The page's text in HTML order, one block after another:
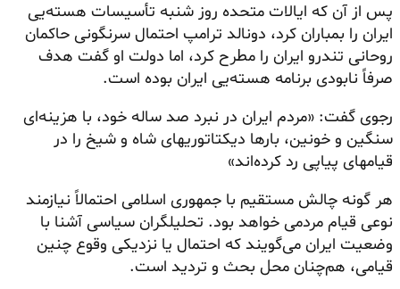
پس از آن که ایالات متحده روز شنبه تأسیسات هسته‌یی
ایران را بمباران کرد، دونالد ترامپ احتمال سرنگونی حاکمان
روحانی تندرو ایران را مطرح کرد، اما دولت او گفت هدف
صرفاً نابودی برنامه هسته‌یی ایران بوده است.
رجوی گفت: «مردم ایران در نبرد صد ساله خود، با هزینه‌ای
سنگین و خونین، بارها دیکتاتوریهای شاه و شیخ را در
قیامهای پیاپی رد کرده‌اند»
هر گونه چالش مستقیم با جمهوری اسلامی احتمالاً نیازمند
نوعی قیام مردمی خواهد بود. تحلیلگران سیاسی آشنا با
وضعیت ایران می‌گویند که احتمال یا نزدیکی وقوع چنین
قیامی، هم‌چنان محل بحث و تردید است.